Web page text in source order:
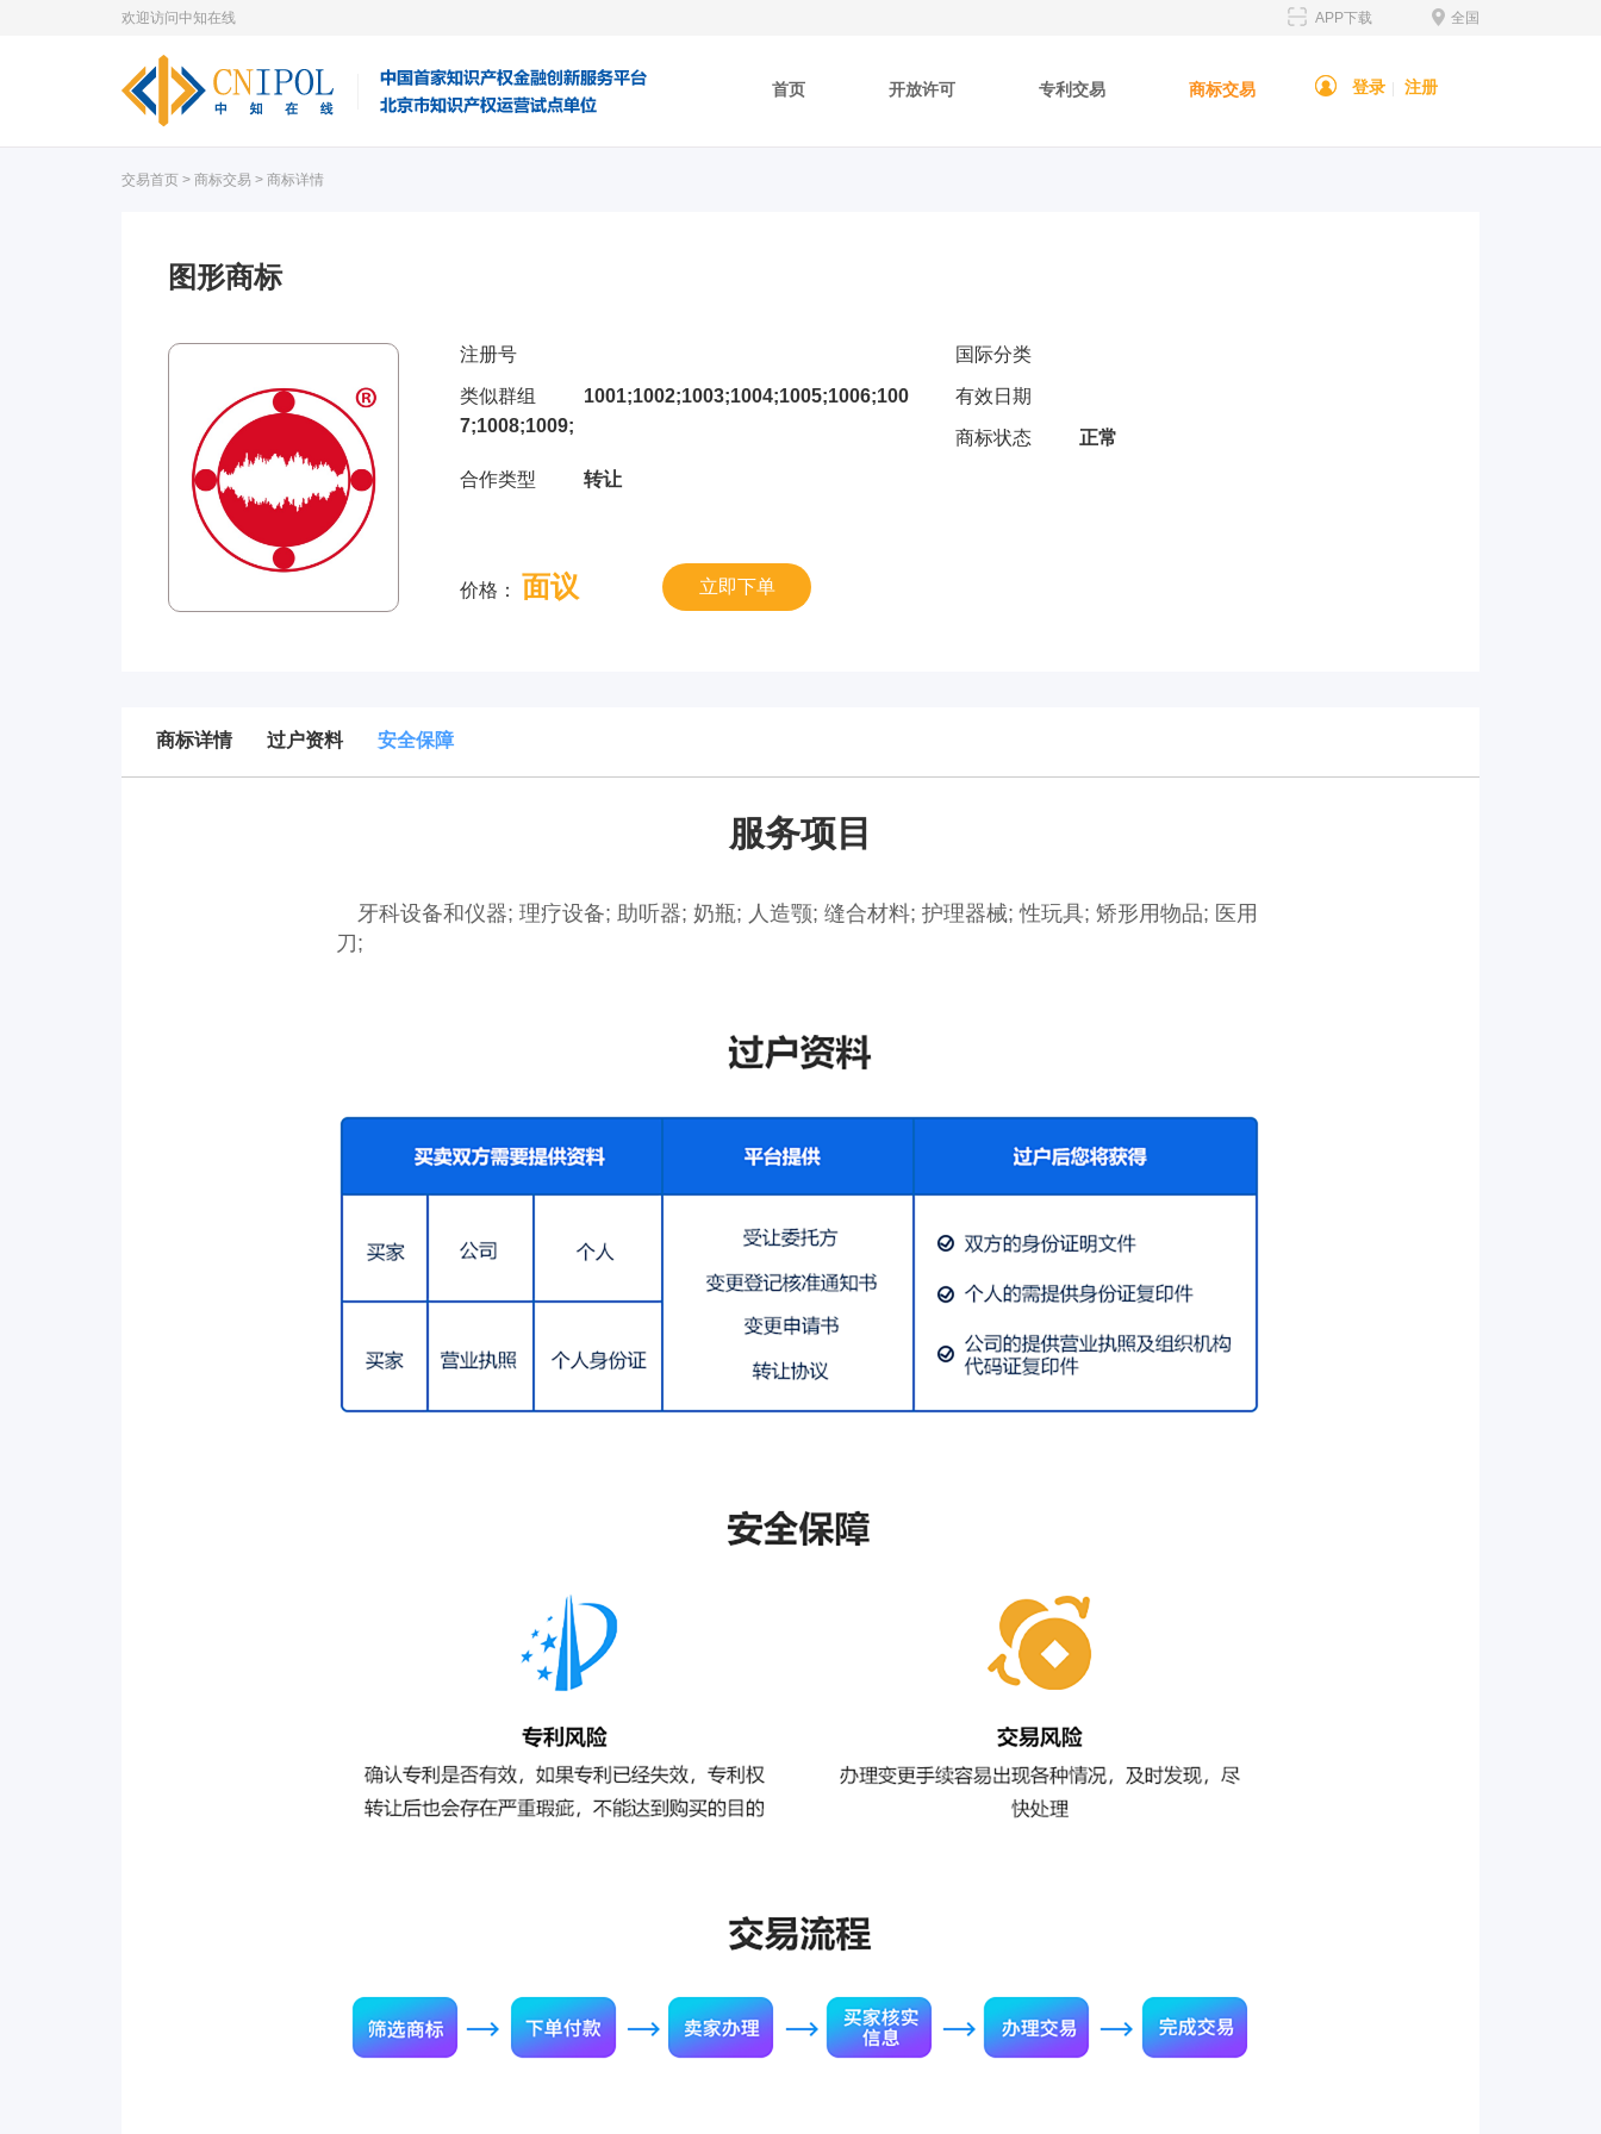
欢迎访问中知在线 全国
APP下载
首页 开放许可 专利交易 商标交易 登录 注册
交易首页 > 商标交易 > 商标详情
图形商标
注册号 国际分类
类似群组
1001;1002;1003;1004;1005;1006;100
7;1008;1009;
有效日期
商标状态 正常
合作类型 转让
价格： 面议 立即下单
商标详情 过户资料 安全保障
服务项目
牙科设备和仪器; 理疗设备; 助听器; 奶瓶; 人造颚; 缝合材料; 护理器械; 性玩具; 矫形用物品; 医用
刀;